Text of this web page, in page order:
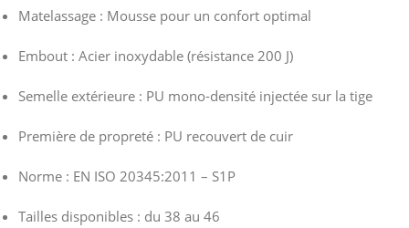
Matelassage : Mousse pour un confort optimal
Embout : Acier inoxydable (résistance 200 J)
Semelle extérieure : PU mono-densité injectée sur la tige
Première de propreté : PU recouvert de cuir
Norme : EN ISO 20345:2011 – S1P
Tailles disponibles : du 38 au 46